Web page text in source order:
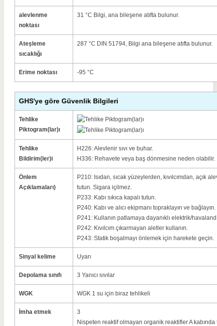
alevlenme
noktası
31 °C Bilgi, ana bileşene atıfta bulunur.
Ateşleme
sıcaklığı
287 °C DIN 51794, Bilgi ana bileşene atıfta bulunur.
Erime noktası -95 °C
GHS'ye göre Güvenlik Bilgileri
Tehlike
Piktogram(lar)ı
Tehlike
Bildirim(ler)i
H226: Alevlenir sıvı ve buhar.
H336: Rehavete veya baş dönmesine neden olabilir.
Önlem
Açıklamaları)
P210: Isıdan, sıcak yüzeylerden, kıvılcımdan, açık
tutun. Sigara içilmez.
P233: Kabı sıkıca kapalı tutun.
P240: Kabı ve alıcı ekipmanı topraklayın ve bağlayın.
P241: Kullanın patlamaya dayanıklı elektrik/
P242: Kıvılcım çıkarmayan aletler kullanın.
P243: Statik boşalmayı önlemek için harekete geçin.
Sinyal kelime Uyarı
Depolama sınıfı 3 Yanıcı sıvılar
WGK WGK 1 su için biraz tehlikeli
İmha etmek
3
Nispeten reaktif olmayan organik reaktifler A